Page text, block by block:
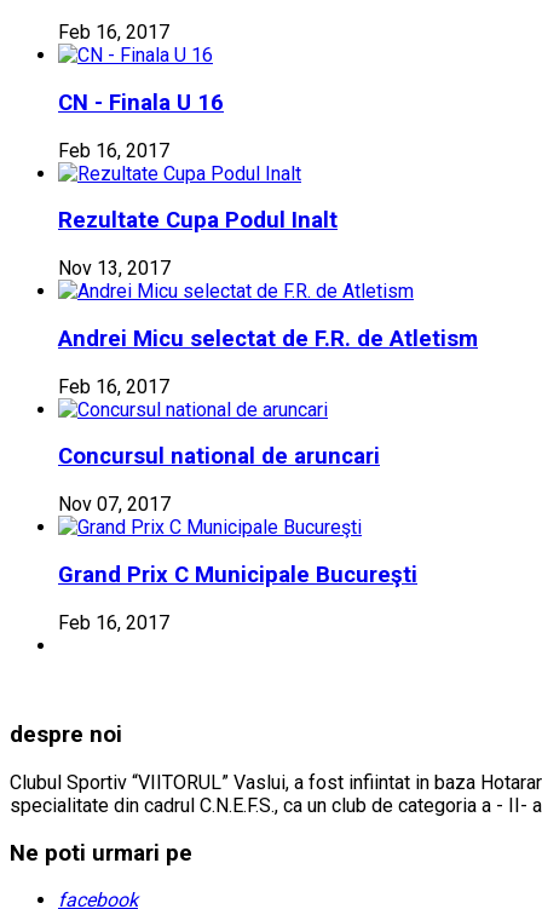
Feb 16, 2017
CN - Finala U 16
Feb 16, 2017
Rezultate Cupa Podul Inalt
Nov 13, 2017
Andrei Micu selectat de F.R. de Atletism
Feb 16, 2017
Concursul national de aruncari
Nov 07, 2017
Grand Prix C Municipale Bucureşti
Feb 16, 2017
despre noi
Clubul Sportiv “VIITORUL” Vaslui, a fost infiintat in baza
specialitate din cadrul C.N.E.F.S., ca un club de categoria a -
Ne poti urmari pe
facebook